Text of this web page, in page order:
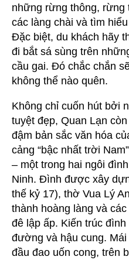
những rừng thông, rừng
các làng chài và tìm
Đặc biệt, du khách hãy
đi bắt sá sùng trên
cầu gai. Đó chắc chắn
không thể nào quên.
Không chỉ cuốn hút bởi
tuyệt đẹp, Quan Lạn
đậm bản sắc văn hóa
cảng “bậc nhất trời
– một trong hai ngôi
Ninh. Đình được xây
thế kỷ 17), thờ Vua Lý
thành hoàng làng và
đê lập ấp. Kiến trúc
đường và hậu cung.
đầu đao uốn cong, trên